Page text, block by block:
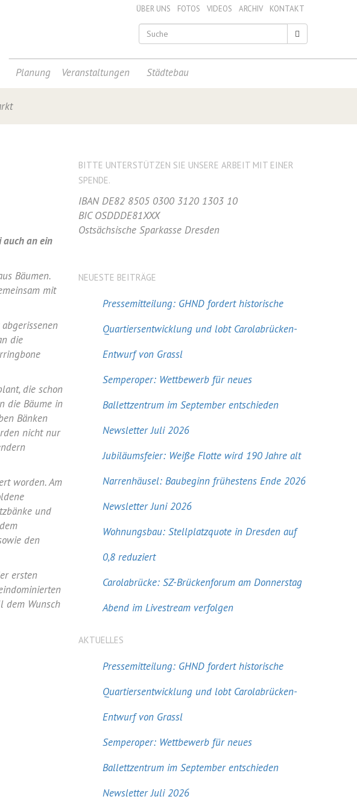
ÜBER UNS FOTOS VIDEOS ARCHIV KONTAKT
Planung Veranstaltungen Städtebau
an ein
Bäumen.
mit
die
die schon
die Bäume in
Bänken
nicht nur
worden. Am
und
den
ersten
dem Wunsch
BITTE UNTERSTÜTZEN SIE UNSERE ARBEIT MIT EINER
SPENDE.
IBAN DE82 8505 0300 3120 1303 10
BIC OSDDDE81XXX
Ostsächsische Sparkasse Dresden
NEUESTE BEITRÄGE
Pressemitteilung: GHND fordert historische
Quartiersentwicklung und lobt Carolabrücken-
Entwurf von Grassl
Semperoper: Wettbewerb für neues
Ballettzentrum im September entschieden
Newsletter Juli 2026
Jubiläumsfeier: Weiße Flotte wird 190 Jahre alt
Narrenhäusel: Baubeginn frühestens Ende 2026
Newsletter Juni 2026
Wohnungsbau: Stellplatzquote in Dresden auf
0,8 reduziert
Carolabrücke: SZ-Brückenforum am Donnerstag
Abend im Livestream verfolgen
AKTUELLES
Pressemitteilung: GHND fordert historische
Quartiersentwicklung und lobt Carolabrücken-
Entwurf von Grassl
Semperoper: Wettbewerb für neues
Ballettzentrum im September entschieden
Newsletter Juli 2026